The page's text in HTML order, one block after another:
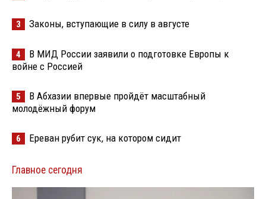
3 Законы, вступающие в силу в августе
4
В МИД России заявили о подготовке Европы к
войне с Россией
5
В Абхазии впервые пройдёт масштабный
молодёжный форум
6 Ереван рубит сук, на котором сидит
Главное сегодня